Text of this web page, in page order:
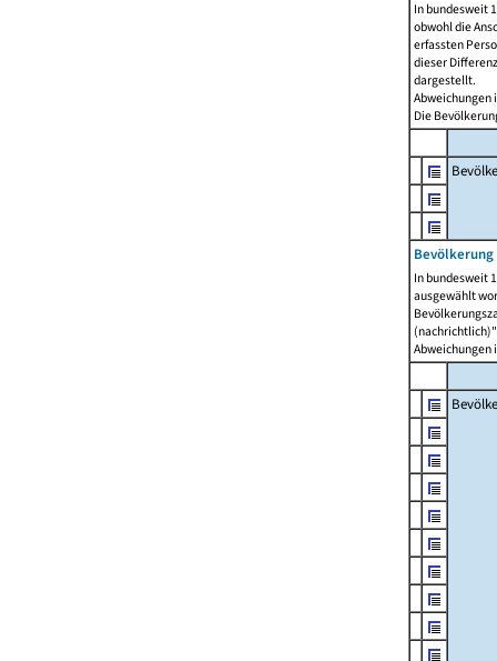
In bundesweit
obwohl die
erfassten
dieser
dargestellt.
Abweichungen
Die
In bundesweit
ausgewählt
Abweichungen